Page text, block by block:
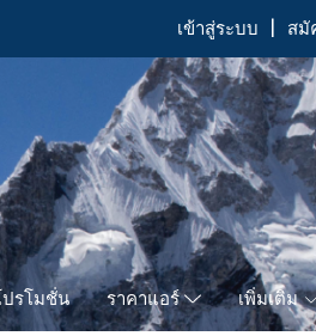
เข้าสู่ระบบ สมั
ปรโมชั่น ราคาแอร์ เพิ่มเติม